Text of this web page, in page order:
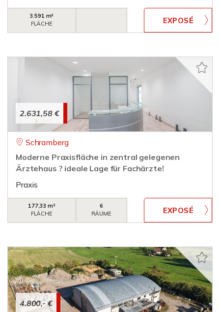
3.591 m²
FLÄCHE
2.631,58 €
Schramberg
Moderne Praxisfläche in zentral gelegenen
Ärztehaus ? ideale Lage für Fachärzte!
Praxis
177,33 m²
FLÄCHE
6
RÄUME
4.800,- €